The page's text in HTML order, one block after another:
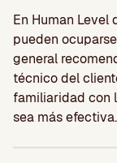
En Human
pueden
general
técnico del
familiaridad con
sea más efectiva.